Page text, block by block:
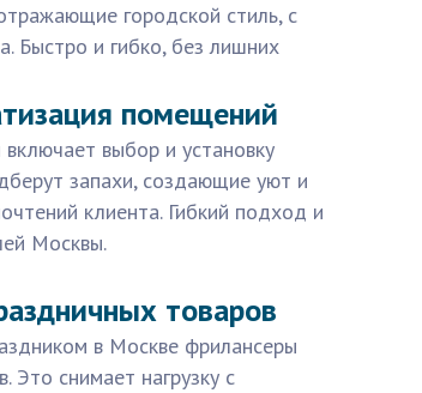
городской стиль, с
Быстро и гибко, без лишних
помещений
выбор и установку
запахи, создающие уют и
клиента. Гибкий подход и
Москвы.
товаров
в Москве фрилансеры
Это снимает нагрузку с